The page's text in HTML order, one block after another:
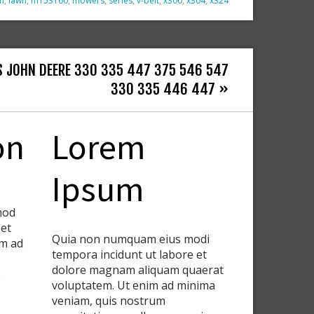
JOHN DEERE 330 335 447 375 546 547
330 335 446 447 »
ad
Lorem
Ipsum
Quia non numquam eius modi
tempora incidunt ut labore et
dolore magnam aliquam quaerat
voluptatem. Ut enim ad minima
veniam, quis nostrum